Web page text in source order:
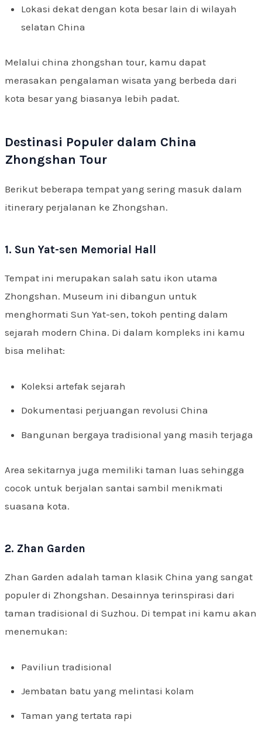
Lokasi dekat dengan kota besar lain di wilayah
selatan China
Melalui china zhongshan tour, kamu dapat
merasakan pengalaman wisata yang berbeda dari
kota besar yang biasanya lebih padat.
Destinasi Populer dalam China
Zhongshan Tour
Berikut beberapa tempat yang sering masuk dalam
itinerary perjalanan ke Zhongshan.
1. Sun Yat-sen Memorial Hall
Tempat ini merupakan salah satu ikon utama
Zhongshan. Museum ini dibangun untuk
menghormati Sun Yat-sen, tokoh penting dalam
sejarah modern China. Di dalam kompleks ini kamu
bisa melihat:
Koleksi artefak sejarah
Dokumentasi perjuangan revolusi China
Bangunan bergaya tradisional yang masih terjaga
Area sekitarnya juga memiliki taman luas sehingga
cocok untuk berjalan santai sambil menikmati
suasana kota.
2. Zhan Garden
Zhan Garden adalah taman klasik China yang sangat
populer di Zhongshan. Desainnya terinspirasi dari
taman tradisional di Suzhou. Di tempat ini kamu akan
menemukan:
Paviliun tradisional
Jembatan batu yang melintasi kolam
Taman yang tertata rapi